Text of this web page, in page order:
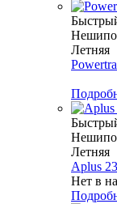
Летняя
Летняя
Aplus
Нет в